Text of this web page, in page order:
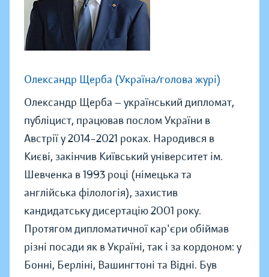
Олександр Щерба (Україна/голова журі)
Олександр Щерба — український дипломат,
публіцист, працював послом України в
Австрії у 2014–2021 роках. Народився в
Києві, закінчив Київський університет ім.
Шевченка в 1993 році (німецька та
англійська філологія), захистив
кандидатську дисертацію 2001 року.
Протягом дипломатичної кар'єри обіймав
різні посади як в Україні, так і за кордоном: у
Бонні, Берліні, Вашингтоні та Відні. Був